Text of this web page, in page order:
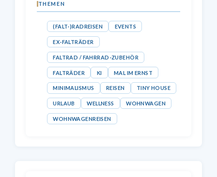
THEMEN
(FALT-)RADREISEN EVENTS
EX-FALTRÄDER
FALTRAD / FAHRRAD-ZUBEHÖR
FALTRÄDER KI MAL IM ERNST
MINIMALISMUS REISEN TINY HOUSE
URLAUB WELLNESS WOHNWAGEN
WOHNWAGENREISEN